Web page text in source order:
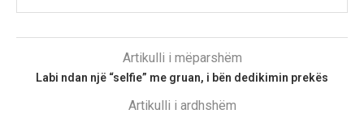
Artikulli i mëparshëm
Labi ndan një “selfie” me gruan, i bën dedikimin prekës
Artikulli i ardhshëm